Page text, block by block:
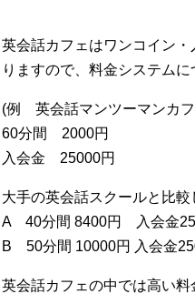
英会話カフェはワンコイン
りますので、料金システム
(例 英会話マンツーマンカ
60分間 2000円
入会金 25000円
大手の英会話スクールと比較
A 40分間 8400円 入会金
B 50分間 10000円 入会金
英会話カフェの中では高い